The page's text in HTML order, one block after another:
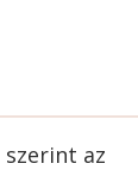
szerint az